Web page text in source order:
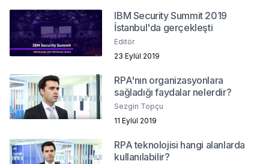
IBM Security Summit 2019
İstanbul'da gerçekleşti
Editör
23 Eylül 2019
RPA'nın organizasyonlara
sağladığı faydalar nelerdir?
Sezgin Topçu
11 Eylül 2019
RPA teknolojisi hangi alanlarda
kullanılabilir?